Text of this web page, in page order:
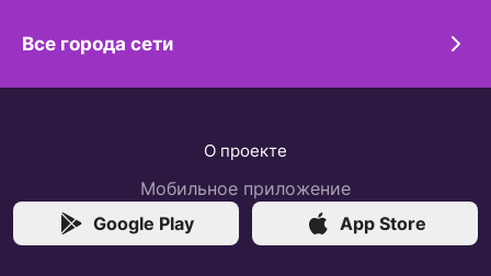
Все города сети
О проекте
Мобильное приложение
Google Play
App Store